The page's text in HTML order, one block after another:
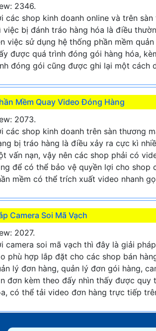
2346.
các shop kinh doanh online và trên
việc bị đánh tráo hàng hóa là điều
việc sử dụng hệ thống phần mềm
được quá trình đóng gói hàng hóa,
đóng gói cũng được ghi lại một cách
Mềm Quay Video Đóng Hàng
2073.
các shop kinh doanh trên sàn thương
bị tráo hàng là điều xảy ra cực kì
vấn nạn, vậy nên các shop phải có
để có thể bảo vệ quyền lợi cho shop
mềm có thể trích xuất video nhanh
Camera Soi Mã Vạch
2027.
camera soi mã vạch thì đây là giải
phù hợp lắp đặt cho các shop bán
lý đơn hàng, quản lý đơn gói hàng,
đơn kèm theo đấy nhìn thấy được quy
có thể tải video đơn hàng trực tiếp